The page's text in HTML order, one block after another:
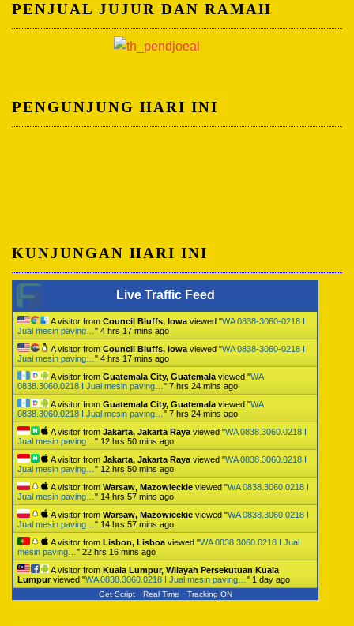
PENJUAL JUJUR DAN RAMAH
PENGUNJUNG HARI INI
KUNJUNGAN HARI INI
Live Traffic Feed
A visitor from Council Bluffs, Iowa viewed "WA 0838-3060-0218 I
Jual mesin paving… " 4 hrs 17 mins ago
A visitor from Council Bluffs, Iowa viewed "WA 0838-3060-0218 I
Jual mesin paving… " 4 hrs 17 mins ago
A visitor from Guatemala City, Guatemala viewed "WA
0838.3060.0218 I Jual mesin paving… " 7 hrs 24 mins ago
A visitor from Guatemala City, Guatemala viewed "WA
0838.3060.0218 I Jual mesin paving… " 7 hrs 24 mins ago
A visitor from Jakarta, Jakarta Raya viewed "WA 0838.3060.0218 I
Jual mesin paving… " 12 hrs 50 mins ago
A visitor from Jakarta, Jakarta Raya viewed "WA 0838.3060.0218 I
Jual mesin paving… " 12 hrs 50 mins ago
A visitor from Warsaw, Mazowieckie viewed "WA 0838.3060.0218 I
Jual mesin paving… " 14 hrs 57 mins ago
A visitor from Warsaw, Mazowieckie viewed "WA 0838.3060.0218 I
Jual mesin paving… " 14 hrs 57 mins ago
A visitor from Lisbon, Lisboa viewed "WA 0838.3060.0218 I Jual
mesin paving… " 22 hrs 16 mins ago
A visitor from Kuala Lumpur, Wilayah Persekutuan Kuala
Lumpurviewed "WA 0838.3060.0218 I Jual mesin paving… " 1 day ago
Get Script Real Time Tracking ON